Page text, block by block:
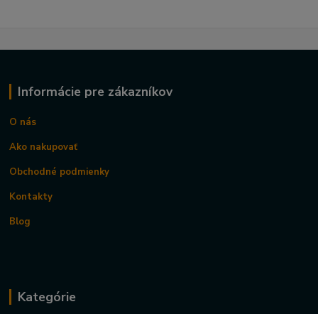
Informácie pre zákazníkov
O nás
Ako nakupovať
Obchodné podmienky
Kontakty
Blog
Kategórie